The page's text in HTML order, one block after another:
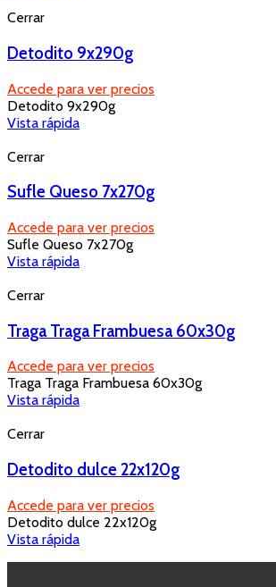
Cerrar
Detodito 9x290g
Accede para ver precios
Detodito 9x290g
Vista rápida
Cerrar
Sufle Queso 7x270g
Accede para ver precios
Sufle Queso 7x270g
Vista rápida
Cerrar
Traga Traga Frambuesa 60x30g
Accede para ver precios
Traga Traga Frambuesa 60x30g
Vista rápida
Cerrar
Detodito dulce 22x120g
Accede para ver precios
Detodito dulce 22x120g
Vista rápida